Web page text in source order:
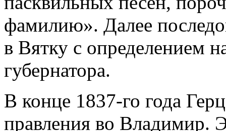
фамилию». Далее
в Вятку с определением
В конце 1837-го года
правления во Владимир.